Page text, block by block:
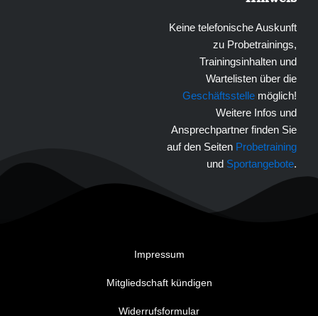
Keine telefonische Auskunft
zu Probetrainings,
Trainingsinhalten und
Wartelisten über die
Geschäftsstelle möglich!
Weitere Infos und
Ansprechpartner finden Sie
auf den Seiten Probetraining
und Sportangebote.
Impressum
Mitgliedschaft kündigen
Widerrufsformular